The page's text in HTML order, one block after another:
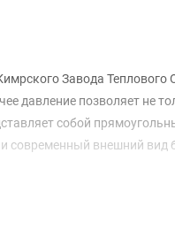
Завода
давление позволяет не
собой
внешний вид